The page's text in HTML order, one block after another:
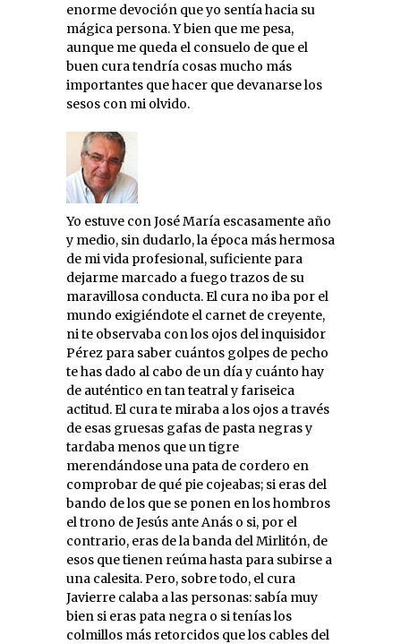
enorme devoción que yo sentía hacia su
mágica persona. Y bien que me pesa,
aunque me queda el consuelo de que el
buen cura tendría cosas mucho más
importantes que hacer que devanarse los
sesos con mi olvido.
Yo estuve con José María escasamente año
y medio, sin dudarlo, la época más hermosa
de mi vida profesional, suficiente para
dejarme marcado a fuego trazos de su
maravillosa conducta. El cura no iba por el
mundo exigiéndote el carnet de creyente,
ni te observaba con los ojos del inquisidor
Pérez para saber cuántos golpes de pecho
te has dado al cabo de un día y cuánto hay
de auténtico en tan teatral y fariseica
actitud. El cura te miraba a los ojos a través
de esas gruesas gafas de pasta negras y
tardaba menos que un tigre
merendándose una pata de cordero en
comprobar de qué pie cojeabas; si eras del
bando de los que se ponen en los hombros
el trono de Jesús ante Anás o si, por el
contrario, eras de la banda del Mirlitón, de
esos que tienen reúma hasta para subirse a
una calesita. Pero, sobre todo, el cura
Javierre calaba a las personas: sabía muy
bien si eras pata negra o si tenías los
colmillos más retorcidos que los cables del